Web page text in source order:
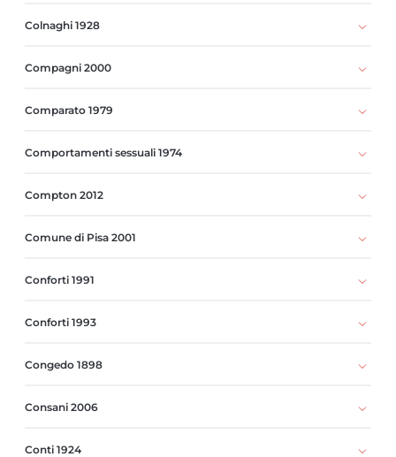
Colnaghi 1928
Compagni 2000
Comparato 1979
Comportamenti sessuali 1974
Compton 2012
Comune di Pisa 2001
Conforti 1991
Conforti 1993
Congedo 1898
Consani 2006
Conti 1924